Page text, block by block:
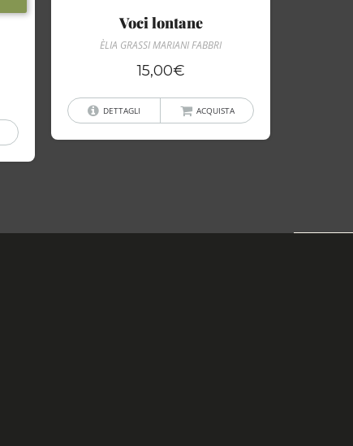
Voci lontane
ÈLIA GRASSI MARIANI FABBRI
15,00€
DETTAGLI ACQUISTA